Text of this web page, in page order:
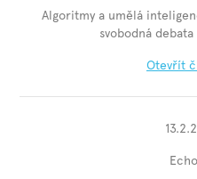
Algoritmy a umělá
svobodná
Otevřít